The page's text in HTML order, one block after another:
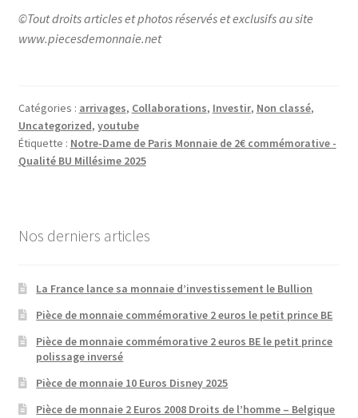
©Tout droits articles et photos réservés et exclusifs au site
www.piecesdemonnaie.net
Catégories : arrivages, Collaborations, Investir, Non classé,
Uncategorized, youtube
Étiquette : Notre-Dame de Paris Monnaie de 2€ commémorative -
Qualité BU Millésime 2025
Nos derniers articles
La France lance sa monnaie d’investissement le Bullion
Pièce de monnaie commémorative 2 euros le petit prince BE
Pièce de monnaie commémorative 2 euros BE le petit prince
polissage inversé
Pièce de monnaie 10 Euros Disney 2025
Pièce de monnaie 2 Euros 2008 Droits de l’homme – Belgique